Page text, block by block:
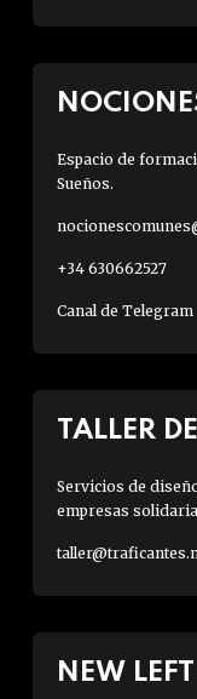
Espacio de
Sueños.
+34 630662527
Canal de Telegram
TALLER
Servicios de
empresas
NEW